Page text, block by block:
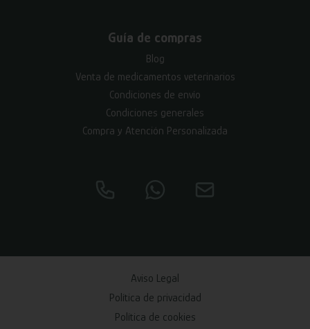
Guía de compras
Blog
Venta de medicamentos veterinarios
Condiciones de envío
Condiciones generales
Compra y Atención Personalizada
Aviso Legal
Política de privacidad
Política de cookies